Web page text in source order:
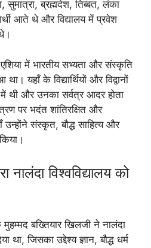
सुमात्रा, ब्रह्मदेश, तिब्बत, लंका
आते थे और विद्यालय में प्रवेश
एशिया में भारतीय सभ्यता और संस्कृति
यहाँ के विद्यार्थियों और विद्वानों
थी और उनका सर्वत्र आदर होता
पर भदंत शांतिरक्षित और
संस्कृत, बौद्ध साहित्य और
नालंदा विश्वविद्यालय को
बख्तियार खिलजी ने नालंदा
था, जिसका उद्देश्य ज्ञान, बौद्ध धर्म